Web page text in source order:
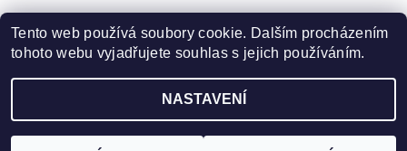
Zboží.cz | Heureka.cz | Hot-fix.cz | Crystalstyle.cz
2026 ©Vysivaci.cz, všechna práva vyhrazena
Tento web používá soubory cookie. Dalším procházením
tohoto webu vyjadřujete souhlas s jejich používáním.
NASTAVENÍ